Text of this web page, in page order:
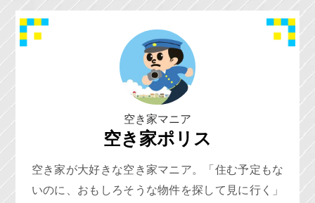
空き家マニア
空き家ポリス
空き家が大好きな空き家マニア。「住む予定もな
いのに、おもしろそうな物件を探して見に行く」